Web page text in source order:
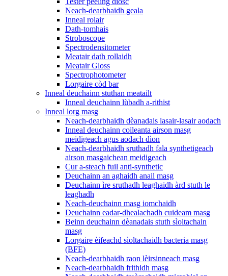
Neach-dearbhaidh geala
Inneal rolair
Dath-tomhais
Stroboscope
Spectrodensitometer
Meatair dath rollaidh
Meatair Gloss
Spectrophotometer
Lorgaire còd bar
Inneal deuchainn stuthan meatailt
Inneal deuchainn lùbadh a-rithist
Inneal lorg masg
Neach-dearbhaidh dèanadais lasair-lasair aodach
Inneal deuchainn coileanta airson masg
meidigeach agus aodach dìon
Neach-dearbhaidh sruthadh fala synthetigeach
airson masgaichean meidigeach
Cur a-steach fuil anti-synthetic
Deuchainn an aghaidh anail masg
Deuchainn ìre sruthadh leaghaidh àrd stuth le
leaghadh
Neach-deuchainn masg iomchaidh
Deuchainn eadar-dhealachadh cuideam masg
Beinn deuchainn dèanadais stuth sìoltachain
masg
Lorgaire èifeachd sìoltachaidh bacteria masg
(BFE)
Neach-dearbhaidh raon lèirsinneach masg
Neach-dearbhaidh frithidh masg